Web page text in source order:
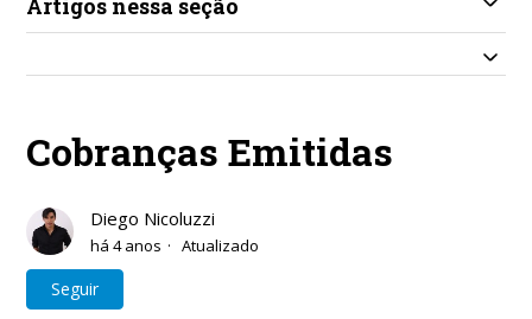
Cobranças Emitidas
Diego Nicoluzzi
há 4 anos Atualizado
Seguir